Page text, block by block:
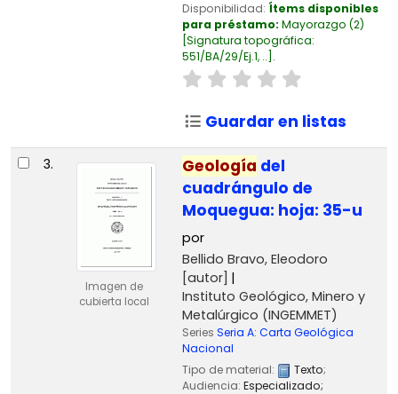
Disponibilidad: Ítems disponibles
para préstamo: Mayorazgo (2)
Signatura topográfica:
551/BA/29/Ej.1, .. .
Guardar en listas
3.
Imagen de
cubierta local
Geología del
cuadrángulo de
Moquegua: hoja: 35-u
por
Bellido Bravo, Eleodoro
[autor]
Instituto Geológico, Minero y
Metalúrgico (INGEMMET)
Series Seria A: Carta Geológica
Nacional
Tipo de material:
Texto;
Audiencia: Especializado;